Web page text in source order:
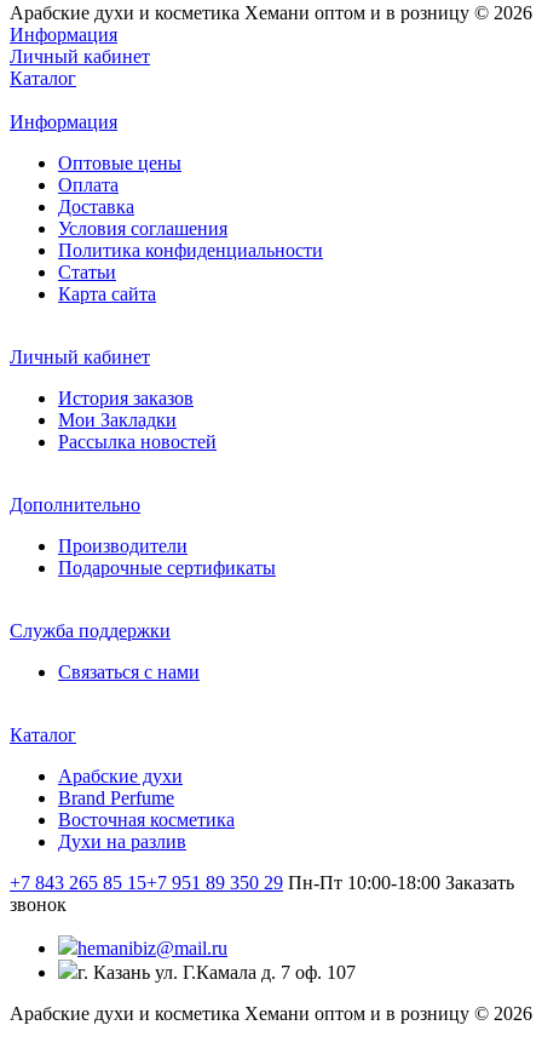
Арабские духи и косметика Хемани оптом и в розницу © 2026
Информация
Личный кабинет
Каталог
Информация
Оптовые цены
Оплата
Доставка
Условия соглашения
Политика конфиденциальности
Статьи
Карта сайта
Личный кабинет
История заказов
Мои Закладки
Рассылка новостей
Дополнительно
Производители
Подарочные сертификаты
Служба поддержки
Связаться с нами
Каталог
Арабские духи
Brand Perfume
Восточная косметика
Духи на разлив
+7 843 265 85 15+7 951 89 350 29 Пн-Пт 10:00-18:00 Заказать
звонок
hemanibiz@mail.ru
г. Казань ул. Г.Камала д. 7 оф. 107
Арабские духи и косметика Хемани оптом и в розницу © 2026